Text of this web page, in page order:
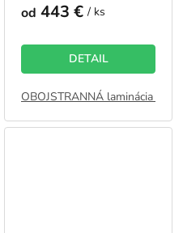
JEDNOSTRANNÁ
od 443 € / ks
DETAIL
OBOJSTRANNÁ laminácia -